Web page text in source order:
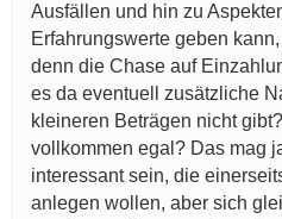
Ausfällen und hin zu
Erfahrungswerte geben
denn die Chase auf
es da eventuell zusätzliche
kleineren Beträgen nicht
vollkommen egal? Das mag
interessant sein, die
anlegen wollen, aber sich